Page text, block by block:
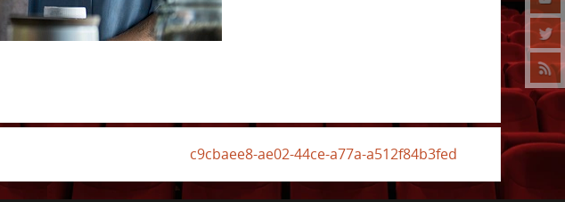
c9cbaee8-ae02-44ce-a77a-a512f84b3fed